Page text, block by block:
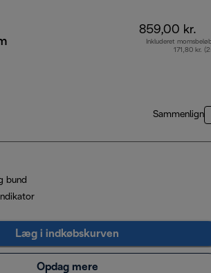
859,00 kr.
Inkluderet
171,80 kr.
Sammenlign
bund
Læg i indkøbskurven
Opdag mere